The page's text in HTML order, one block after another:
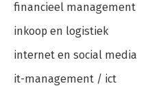
financieel management
inkoop en logistiek
internet en social media
it-management / ict